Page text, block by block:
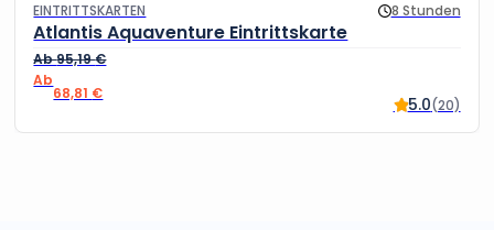
EINTRITTSKARTEN 8 Stunden
Atlantis Aquaventure Eintrittskarte
Ab95,19€
Ursprünglicher Preis war: 95,19 €
68,81 €Aktueller Preis ist: 68,81 €.
5.0(20)